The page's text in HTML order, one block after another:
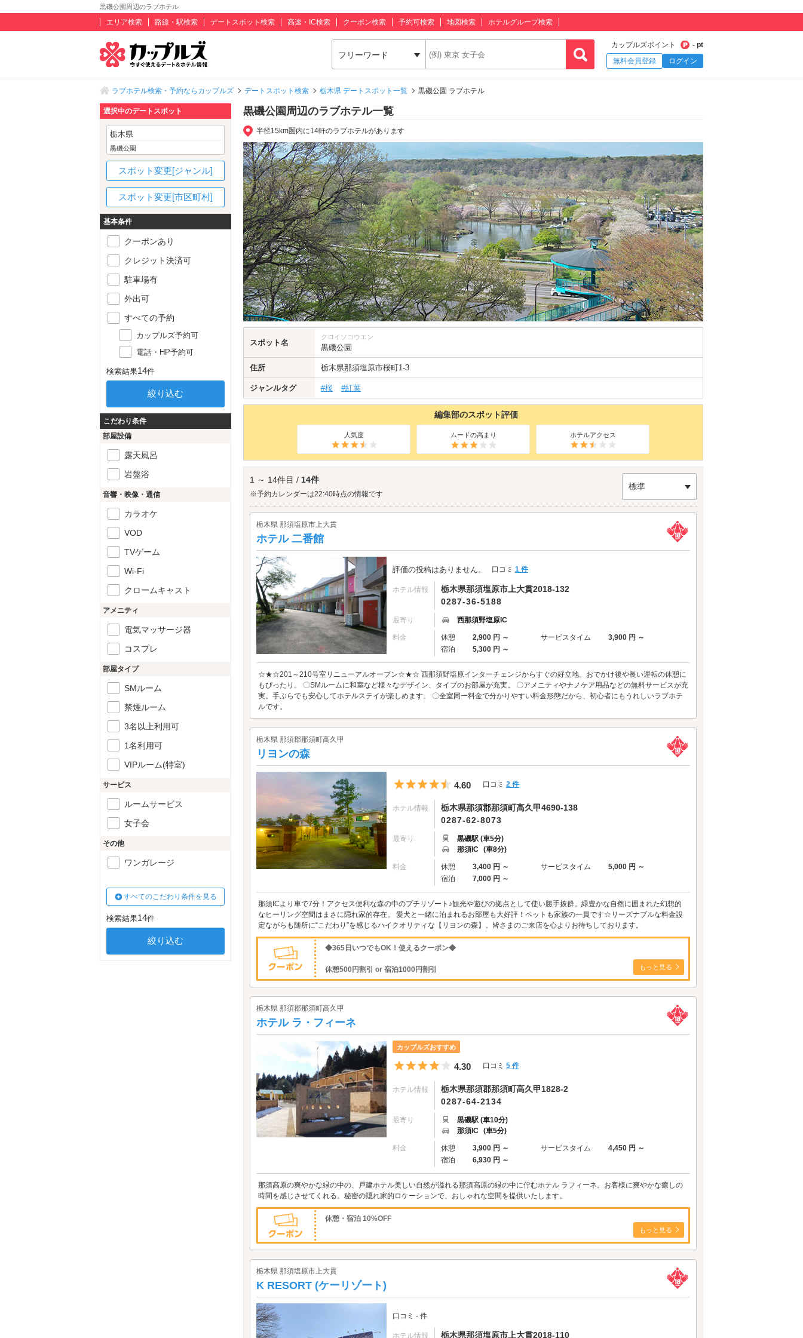
黒磯公園周辺のラブホテル
エリア検索 路線・駅検索 デートスポット検索 高速・IC検索 クーポン検索 予約可検索 地図検索 ホテルグループ検索
フリーワード
カップルズポイント
- pt
無料会員登録
ログイン
ラブホテル検索・予約ならカップルズ デートスポット検索 栃木県 デートスポット一覧 黒磯公園 ラブホテル
黒磯公園周辺のラブホテル一覧
半径15km圏内に14軒のラブホテルがあります
スポット名
クロイソコウエン
黒磯公園
住所 栃木県那須塩原市桜町1-3
ジャンルタグ #桜 #紅葉
編集部のスポット評価
人気度 ムードの高まり ホテルアクセス
1 ～ 14件目 / 14件
※予約カレンダーは22:40時点の情報です
標準
栃木県 那須塩原市上大貫
ホテル 二番館
評価の投稿はありません。 口コミ 1 件
ホテル情報
栃木県那須塩原市上大貫2018-132
0287-36-5188
最寄り 西那須野塩原IC
料金 休憩 2,900 円 ～ サービスタイム
3,900 円 ～
宿泊
5,300 円 ～
☆★☆201～210号室リニューアルオープン☆★☆ 西那須野塩原インターチェンジからすぐの好立地。おでかけ後や長い運転の休憩に
もぴったり。 〇SMルームに和室など様々なデザイン、タイプのお部屋が充実。 〇アメニティやナノケア用品などの無料サービスが充
実。手ぶらでも安心してホテルステイが楽しめます。 〇全室同一料金で分かりやすい料金形態だから、初心者にもうれしいラブホテ
ルです。
栃木県 那須郡那須町高久甲
リヨンの森
5つ星のうち4.5
4.60 口コミ 2 件
ホテル情報
栃木県那須郡那須町高久甲4690-138
0287-62-8073
最寄り
黒磯駅 (車5分)
那須IC (車8分)
料金 休憩 3,400 円 ～ サービスタイム
5,000 円 ～
宿泊
7,000 円 ～
那須ICより車で7分！アクセス便利な森の中のプチリゾート♪観光や遊びの拠点として使い勝手抜群。緑豊かな自然に囲まれた幻想的
なヒーリング空間はまさに隠れ家的存在。 愛犬と一緒に泊まれるお部屋も大好評！ペットも家族の一員です☆リーズナブルな料金設
定ながらも随所に“こだわり”を感じるハイクオリティな【リヨンの森】。皆さまのご来店を心よりお待ちしております。
◆365日いつでもOK！使えるクーポン◆
休憩500円割引 or 宿泊1000円割引 もっと見る
栃木県 那須郡那須町高久甲
ホテル ラ・フィーネ
カップルズおすすめ
5つ星のうち4
4.30 口コミ 5 件
ホテル情報
栃木県那須郡那須町高久甲1828-2
0287-64-2134
最寄り
黒磯駅 (車10分)
那須IC (車5分)
料金 休憩 3,900 円 ～ サービスタイム
4,450 円 ～
宿泊
6,930 円 ～
那須高原の爽やかな緑の中の、戸建ホテル美しい自然が溢れる那須高原の緑の中に佇むホテル ラフィーネ。お客様に爽やかな癒しの
時間を感じさせてくれる。秘密の隠れ家的ロケーションで、おしゃれな空間を提供いたします。
休憩・宿泊 10%OFF
もっと見る
栃木県 那須塩原市上大貫
K RESORT (ケーリゾート)
口コミ - 件
ホテル情報 栃木県那須塩原市上大貫2018-110
選択中のデートスポット
栃木県
黒磯公園
スポット変更[ジャンル]
スポット変更[市区町村]
基本条件
クーポンあり
クレジット決済可
駐車場有
外出可
すべての予約
カップルズ予約可
電話・HP予約可
検索結果14件
こだわり条件
部屋設備
露天風呂
岩盤浴
音響・映像・通信
カラオケ
VOD
TVゲーム
Wi-Fi
クロームキャスト
アメニティ
電気マッサージ器
コスプレ
部屋タイプ
SMルーム
禁煙ルーム
3名以上利用可
1名利用可
VIPルーム(特室)
サービス
ルームサービス
女子会
その他
ワンガレージ
すべてのこだわり条件を見る
検索結果14件